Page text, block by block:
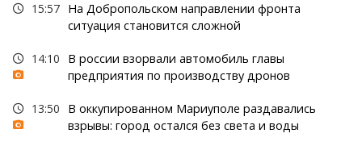
15:57 На Добропольском направлении фронта
ситуация становится сложной
14:10
В россии взорвали автомобиль главы
предприятия по производству дронов
13:50
В оккупированном Мариуполе раздавались
взрывы: город остался без света и воды